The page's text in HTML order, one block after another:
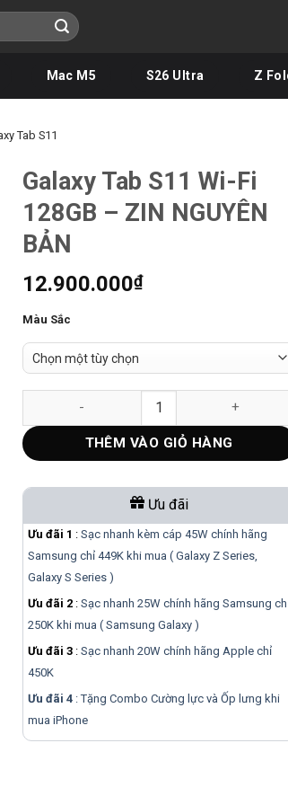
Mac M5 S26 Ultra Z
Tab S11
Galaxy Tab S11 Wi-Fi
128GB – ZIN NGUYÊN
BẢN
12.900.000₫
Màu Sắc
Galaxy Tab S11 Wi-Fi 128GB - ZIN
THÊM VÀO GIỎ HÀNG
Ưu đãi
Ưu đãi 1 : Sạc nhanh kèm cáp 45W chính hãng
Samsung chỉ 449K khi mua ( Galaxy Z Series,
Galaxy S Series )
Ưu đãi 2: Sạc nhanh 25W chính hãng Samsung
250K khi mua ( Samsung Galaxy )
Ưu đãi 3: Sạc nhanh 20W chính hãng Apple chỉ
450K
Ưu đãi 4: Tặng Combo Cường lực và Ốp lưng khi
mua iPhone